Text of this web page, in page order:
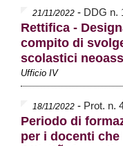
21/11/2022 - DDG n.
Rettifica -
compito di
scolastici
Ufficio IV
18/11/2022 - Prot. n.
Periodo di
per i docenti